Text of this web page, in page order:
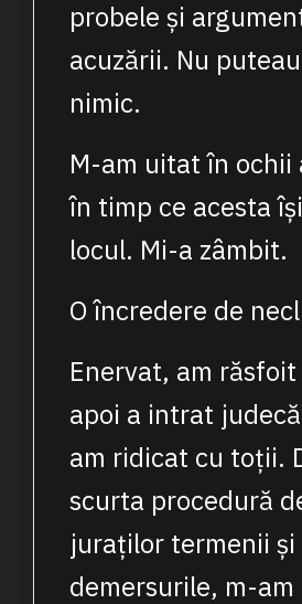
probele și
acuzării. Nu
nimic.
M-am uitat în ochii
în timp ce acesta
locul. Mi-a zâmbit.
O încredere de
Enervat, am
apoi a intrat
am ridicat cu toții.
scurta procedură
juraților termenii și
demersurile, m-